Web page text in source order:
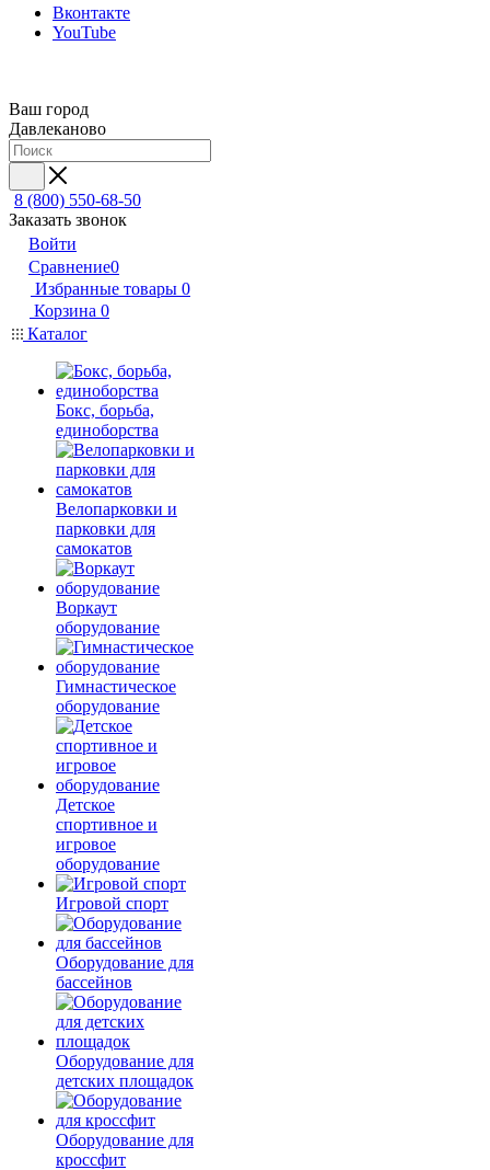
Вконтакте
YouTube
Ваш город
Давлеканово
8 (800) 550-68-50
Заказать звонок
Войти
Сравнение0
Избранные товары 0
Корзина 0
Каталог
Бокс, борьба,
единоборства
Велопарковки и
парковки для
самокатов
Воркаут
оборудование
Гимнастическое
оборудование
Детское
спортивное и
игровое
оборудование
Игровой спорт
Оборудование для
бассейнов
Оборудование для
детских площадок
Оборудование для
кроссфит